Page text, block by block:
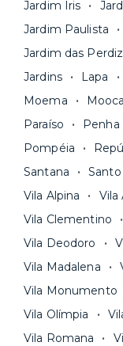
Seja uma
só levar as
contrato na
Simples,
Jardim Iris
Jardim Paulista
Jardim das
Jardins
Lapa
Moema
Mooca
Paraíso
Penha
Pompéia
Santana
Vila Alpina
Vila
Vila Clementino
Vila Deodoro
Vila Madalena
Vila Monumento
Vila Olímpia
Vila Romana